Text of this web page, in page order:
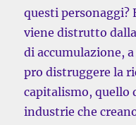
questi personaggi?
viene distrutto
di accumulazione,
pro distruggere la
capitalismo, quello
industrie che